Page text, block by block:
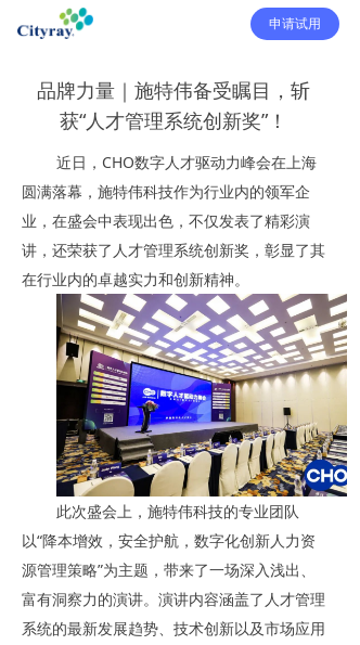
申请试用
品牌力量｜施特伟备受瞩目，斩
获“人才管理系统创新奖”！
近日，CHO数字人才驱动力峰会在上海
圆满落幕，施特伟科技作为行业内的领军企
业，在盛会中表现出色，不仅发表了精彩演
讲，还荣获了人才管理系统创新奖，彰显了其
在行业内的卓越实力和创新精神。
此次盛会上，施特伟科技的专业团队
以“降本增效，安全护航，数字化创新人力资
源管理策略”为主题，带来了一场深入浅出、
富有洞察力的演讲。演讲内容涵盖了人才管理
系统的最新发展趋势、技术创新以及市场应用